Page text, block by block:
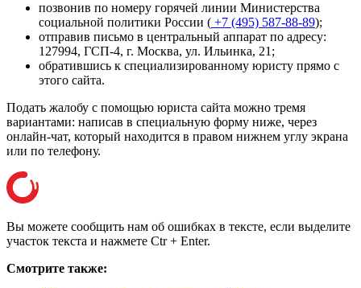
позвонив по номеру горячей линии Министерства
социальной политики России ( +7 (495) 587-88-89);
отправив письмо в центральный аппарат по адресу:
127994, ГСП-4, г. Москва, ул. Ильинка, 21 ;
обратившись к специализированному юристу прямо с
этого сайта.
Подать жалобу с помощью юриста сайта можно тремя
вариантами: написав в специальную форму ниже, через
онлайн-чат, который находится в правом нижнем углу экрана
или по телефону.
Вы можете сообщить нам об ошибках в тексте, если выделите
участок текста и нажмете Ctr + Enter.
Смотрите также: